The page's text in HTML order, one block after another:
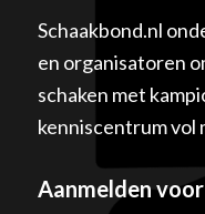
Schaakbond.nl
en organisatoren
schaken met
kenniscentrum vol
Aanmelden